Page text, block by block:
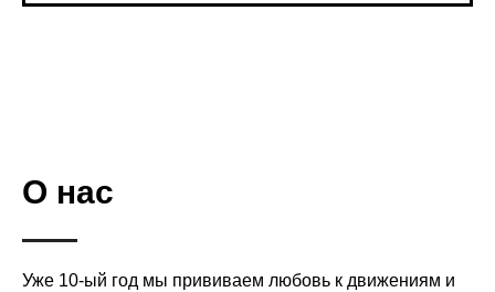
О нас
Уже 10-ый год мы прививаем любовь к движениям и